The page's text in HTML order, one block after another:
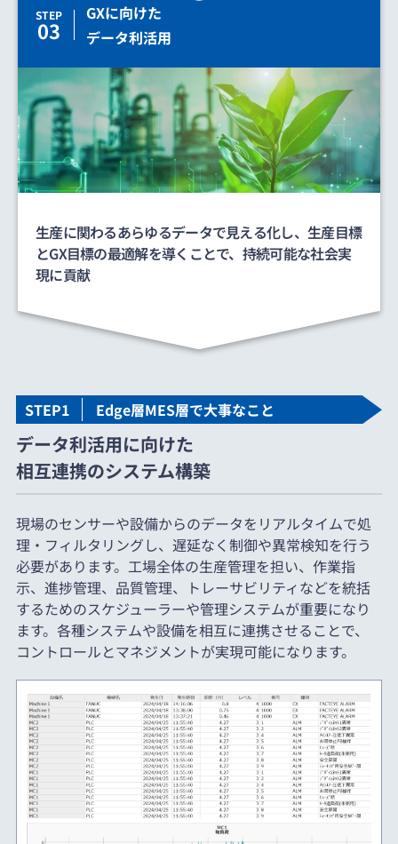
STEP
03
GXに向けた
データ利活用
生産に関わるあらゆるデータで見える化し、生産目標
とGX目標の最適解を導くことで、持続可能な社会実
現に貢献
STEP1 Edge層MES層で大事なこと
データ利活用に向けた
相互連携のシステム構築
現場のセンサーや設備からのデータをリアルタイムで処
理・フィルタリングし、遅延なく制御や異常検知を行う
必要があります。工場全体の生産管理を担い、作業指
示、進捗管理、品質管理、トレーサビリティなどを統括
するためのスケジューラーや管理システムが重要になり
ます。各種システムや設備を相互に連携させることで、
コントロールとマネジメントが実現可能になります。